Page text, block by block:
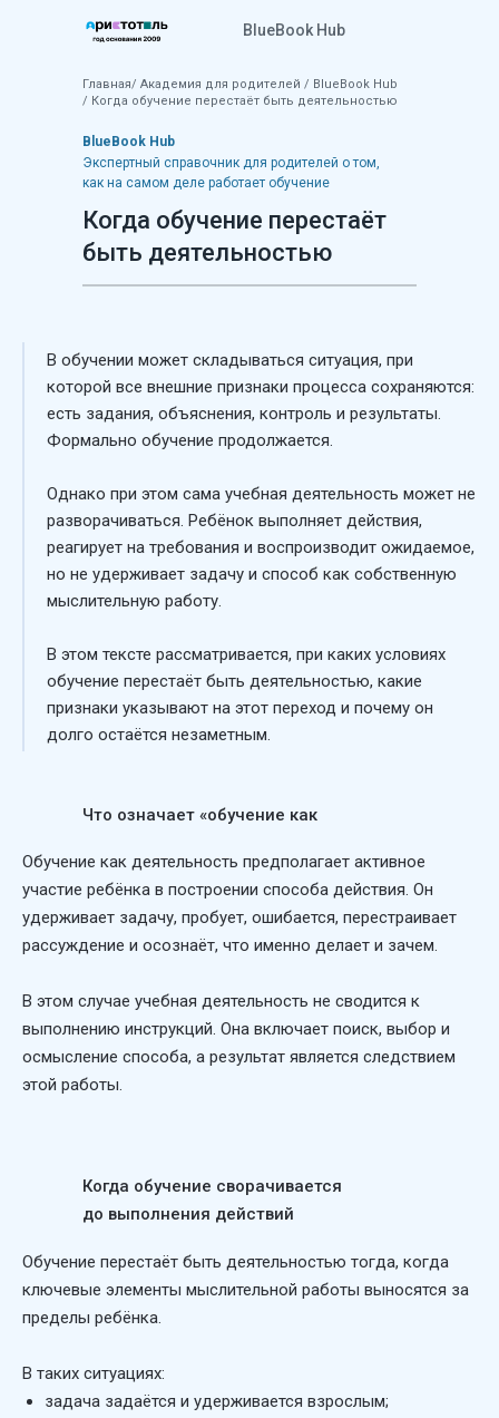
BlueBook Hub
Главная/ Академия для родителей / BlueBook Hub
/ Когда обучение перестаёт быть деятельностью
BlueBook Hub
Экспертный справочник для родителей о том,
как на самом деле работает обучение
Когда обучение перестаёт
быть деятельностью
В обучении может складываться ситуация, при
которой все внешние признаки процесса сохраняются:
есть задания, объяснения, контроль и результаты.
Формально обучение продолжается.
Однако при этом сама учебная деятельность может не
разворачиваться. Ребёнок выполняет действия,
реагирует на требования и воспроизводит ожидаемое,
но не удерживает задачу и способ как собственную
мыслительную работу.
В этом тексте рассматривается, при каких условиях
обучение перестаёт быть деятельностью, какие
признаки указывают на этот переход и почему он
долго остаётся незаметным.
Что означает «обучение как
Обучение как деятельность предполагает активное
участие ребёнка в построении способа действия. Он
удерживает задачу, пробует, ошибается, перестраивает
рассуждение и осознаёт, что именно делает и зачем.
В этом случае учебная деятельность не сводится к
выполнению инструкций. Она включает поиск, выбор и
осмысление способа, а результат является следствием
этой работы.
Когда обучение сворачивается
до выполнения действий
Обучение перестаёт быть деятельностью тогда, когда
ключевые элементы мыслительной работы выносятся за
пределы ребёнка.
В таких ситуациях:
задача задаётся и удерживается взрослым;